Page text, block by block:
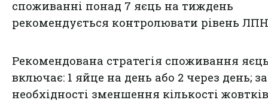
споживанні понад 7 яєць на тиждень
рекомендується контролювати рівень
Рекомендована стратегія споживання
включає: 1 яйце на день або 2 через день; за
необхідності зменшення кількості